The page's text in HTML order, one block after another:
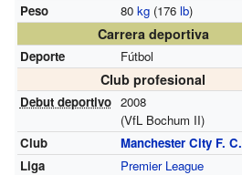
Peso
80 kg(176 lb)
Carrera deportiva
Deporte Fútbol
Club profesional
Debut deportivo 2008
(VfL Bochum II)
Club
Manchester City F. C.
Liga
Premier League